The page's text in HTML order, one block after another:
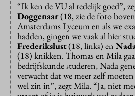
“Ik ken de VU al redelijk goed”,
Doggenaar(18, zie de foto
Amsterdams Lyceum en als we
hadden, gingen we vaak al hier
Frederikslust(18, links) en
(18) knikken. Thomas en Mila
bedrijfskunde studeren, Nada
verwacht dat we meer zelf
wel zin in”, zegt Mila. “Ja, niet